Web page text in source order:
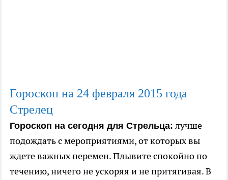
Гороскоп на 24 февраля 2015 года
Стрелец
Гороскоп на сегодня для Стрельца: лучше
подождать с мероприятиями, от которых вы
ждете важных перемен. Плывите спокойно по
течению, ничего не ускоряя и не притягивая. В